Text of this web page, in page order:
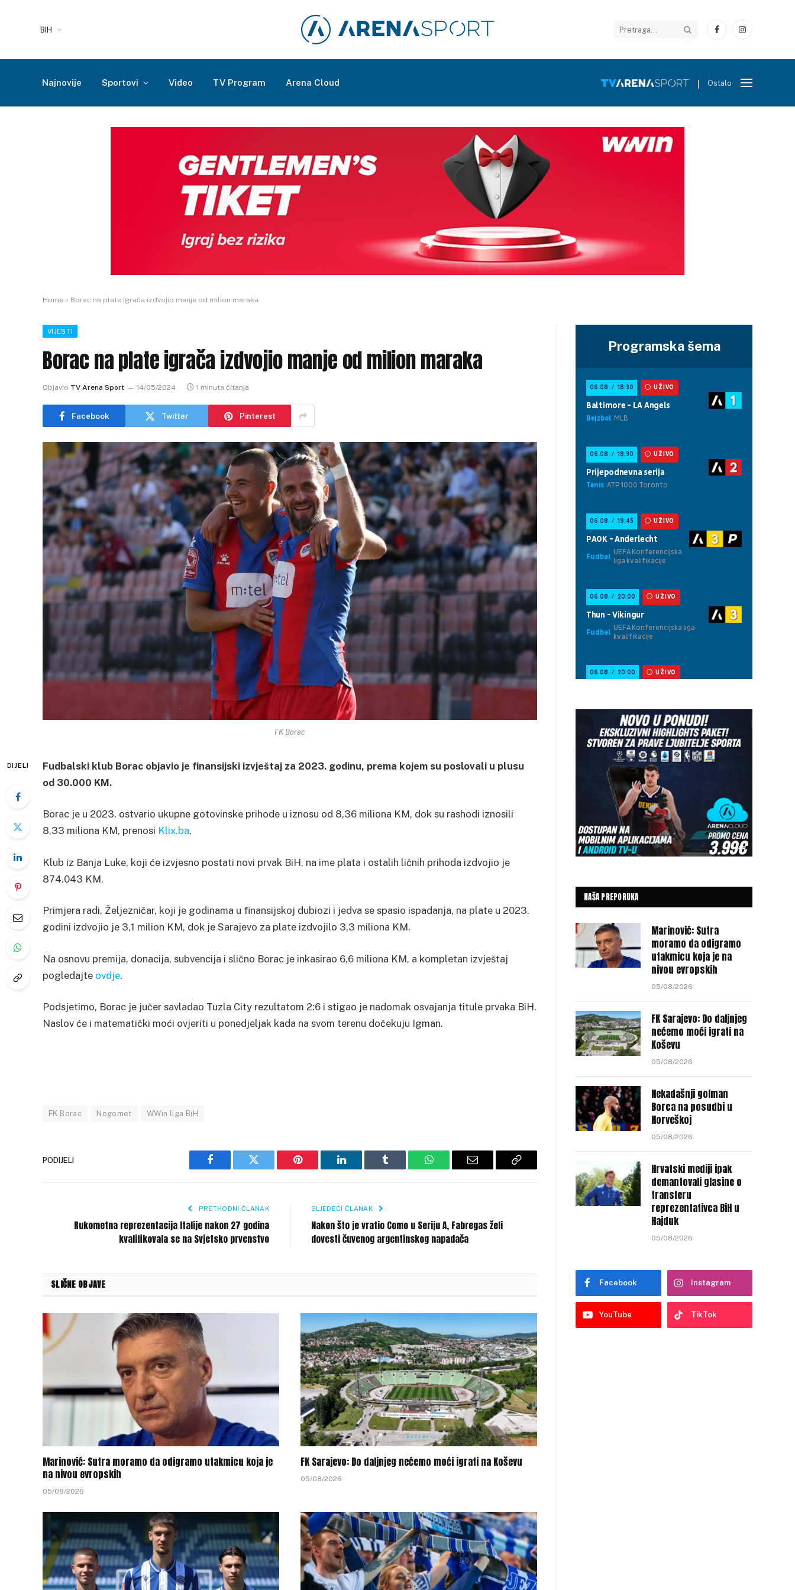
BIH
FacebookInstagram
Najnovije Sportovi Video TV Program Arena Cloud Ostalo
Home » Borac na plate igrača izdvojio manje od milion maraka
VIJESTI
Borac na plate igrača izdvojio manje od milion maraka
Objavio TV Arena Sport 14/05/2024 1 minuta čitanja
Facebook Twitter Pinterest
FK Borac
DIJELI
Fudbalski klub Borac objavio je finansijski izvještaj za 2023. godinu, prema kojem su poslovali u plusu
od 30.000 KM.
Borac je u 2023. ostvario ukupne gotovinske prihode u iznosu od 8,36 miliona KM, dok su rashodi iznosili
8,33 miliona KM, prenosi Klix.ba.
Klub iz Banja Luke, koji će izvjesno postati novi prvak BiH, na ime plata i ostalih ličnih prihoda izdvojio je
874.043 KM.
Primjera radi, Željezničar, koji je godinama u finansijskoj dubiozi i jedva se spasio ispadanja, na plate u 2023.
godini izdvojio je 3,1 milion KM, dok je Sarajevo za plate izdvojilo 3,3 miliona KM.
Na osnovu premija, donacija, subvencija i slično Borac je inkasirao 6,6 miliona KM, a kompletan izvještaj
pogledajte ovdje.
Podsjetimo, Borac je jučer savladao Tuzla City rezultatom 2:6 i stigao je nadomak osvajanja titule prvaka BiH.
Naslov će i matematički moći ovjeriti u ponedjeljak kada na svom terenu dočekuju Igman.
FK Borac Nogomet WWin liga BiH
PODIJELI
Facebook Twitter Pinterest LinkedIn Tumblr WhatsAppEmail
Copy
PRETHODNI ČLANAK
Rukometna reprezentacija Italije nakon 27 godina
kvalifikovala se na Svjetsko prvenstvo
SLJEDEĆI ČLANAK
Nakon što je vratio Como u Seriju A, Fabregas želi
dovesti čuvenog argentinskog napadača
SLIČNE OBJAVE
Marinović: Sutra moramo da odigramo utakmicu koja je
na nivou evropskih
05/08/2026
FK Sarajevo: Do daljnjeg nećemo moći igrati na Koševu
05/08/2026
Programska šema
NAŠA PREPORUKA
Marinović: Sutra
moramo da odigramo
utakmicu koja je na
nivou evropskih
05/08/2026
FK Sarajevo: Do daljnjeg
nećemo moći igrati na
Koševu
05/08/2026
Nekadašnji golman
Borca na posudbi u
Norveškoj
05/08/2026
Hrvatski mediji ipak
demantovali glasine o
transferu
reprezentativca BiH u
Hajduk
05/08/2026
Facebook Instagram
YouTube TikTok